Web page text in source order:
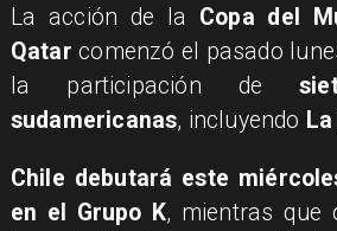
La acción de la Copa del
Qatar comenzó el pasado
la participación de
sudamericanas, incluyendo
Chile debutará este
en el Grupo K, mientras que